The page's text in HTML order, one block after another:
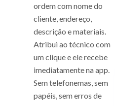
ordem com nome do
cliente, endereço,
descrição e materiais.
Atribui ao técnico com
um clique e ele recebe
imediatamente na app.
Sem telefonemas, sem
papéis, sem erros de